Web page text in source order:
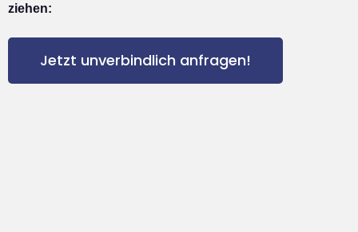
ziehen:
Jetzt unverbindlich anfragen!